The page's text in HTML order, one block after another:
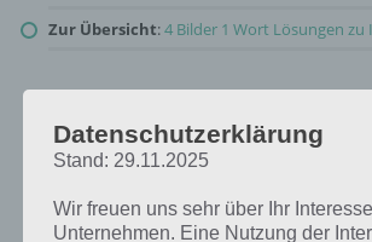
Zur Übersicht:4 Bilder 1 Wort Lösungen zu
Datenschutzerklärung
Stand: 29.11.2025
Wir freuen uns sehr über Ihr
Unternehmen. Eine Nutzung der